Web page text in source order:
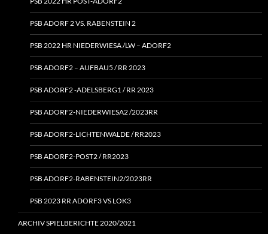
PSB ADORF 2 VS. RABENSTEIN 2
PSB 2022 HR NIEDERWIESA /LW – ADORF2
PSB ADORF2 – AUFBAU5 / RR 2023
PSB ADORF2 ‑ADELSBERG1 / RR 2023
PSB ADORF2-NIEDERWIESA2 /2023RR
PSB ADORF2-LICHTENWALDE / RR2023
PSB ADORF2-POST2 / RR2023
PSB ADORF2-RABENSTEIN2/2023RR
PSB 2023 RR ADORF3 VS LOK3
ARCHIV SPIELBERICHTE 2020/2021